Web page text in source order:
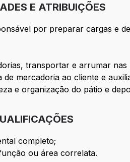
E ATRIBUIÇÕES
por preparar cargas e
transportar e arrumar nas
mercadoria ao cliente e
e organização do pátio e
completo;
ou área correlata.